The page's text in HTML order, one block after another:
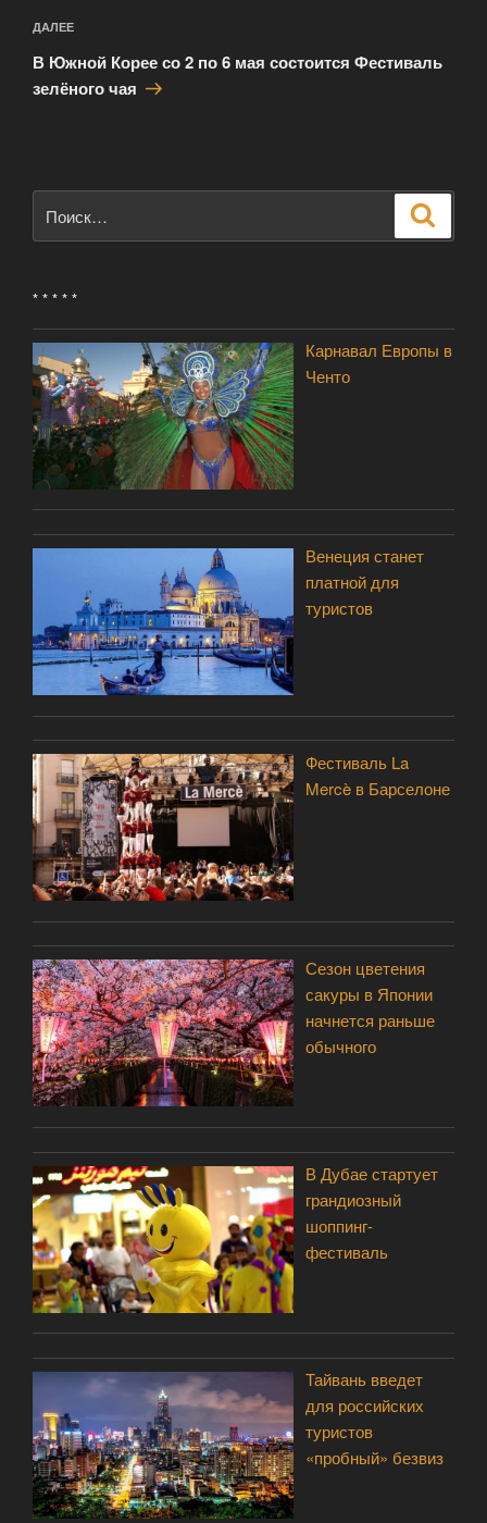
Следующая
запись
ДАЛЕЕ
В Южной Корее со 2 по 6 мая состоится Фестиваль
зелёного чая
* * * * *
Карнавал Европы в
Ченто
Венеция станет
платной для
туристов
Фестиваль La
Mercè в Барселоне
Сезон цветения
сакуры в Японии
начнется раньше
обычного
В Дубае стартует
грандиозный
шоппинг-
фестиваль
Тайвань введет
для российских
туристов
«пробный» безвиз